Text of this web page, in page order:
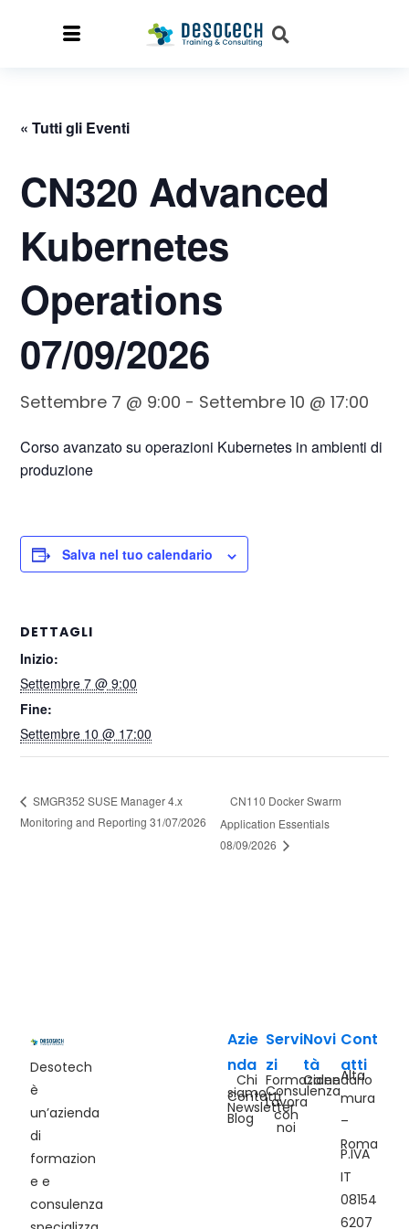
« Tutti gli Eventi
CN320 Advanced
Kubernetes
Operations
07/09/2026
Settembre 7 @ 9:00 - Settembre 10 @ 17:00
Corso avanzato su operazioni Kubernetes in ambienti di
produzione
Salva nel tuo calendario
DETTAGLI
Inizio:
Settembre 7 @ 9:00
Fine:
Settembre 10 @ 17:00
SMGR352 SUSE Manager 4.x
Monitoring and Reporting 31/07/2026
CN110 Docker Swarm
Application Essentials
08/09/2026
Desotech
è
un’azienda
di
formazion
e e
consulenza
Azie
nda
Chi
siamo
Contatti
Newsletter
Blog
Servi
zi
Formazione
Consulenza
Lavora
con
noi
Novi
tà
Calendario
Cont
atti
Alta
mura
–
Roma
P.IVA
IT
08154
6207